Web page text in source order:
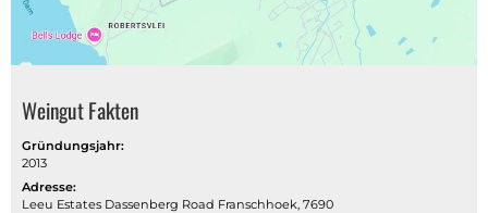
Weingut Fakten
Gründungsjahr:
2013
Adresse:
Leeu Estates Dassenberg Road Franschhoek, 7690